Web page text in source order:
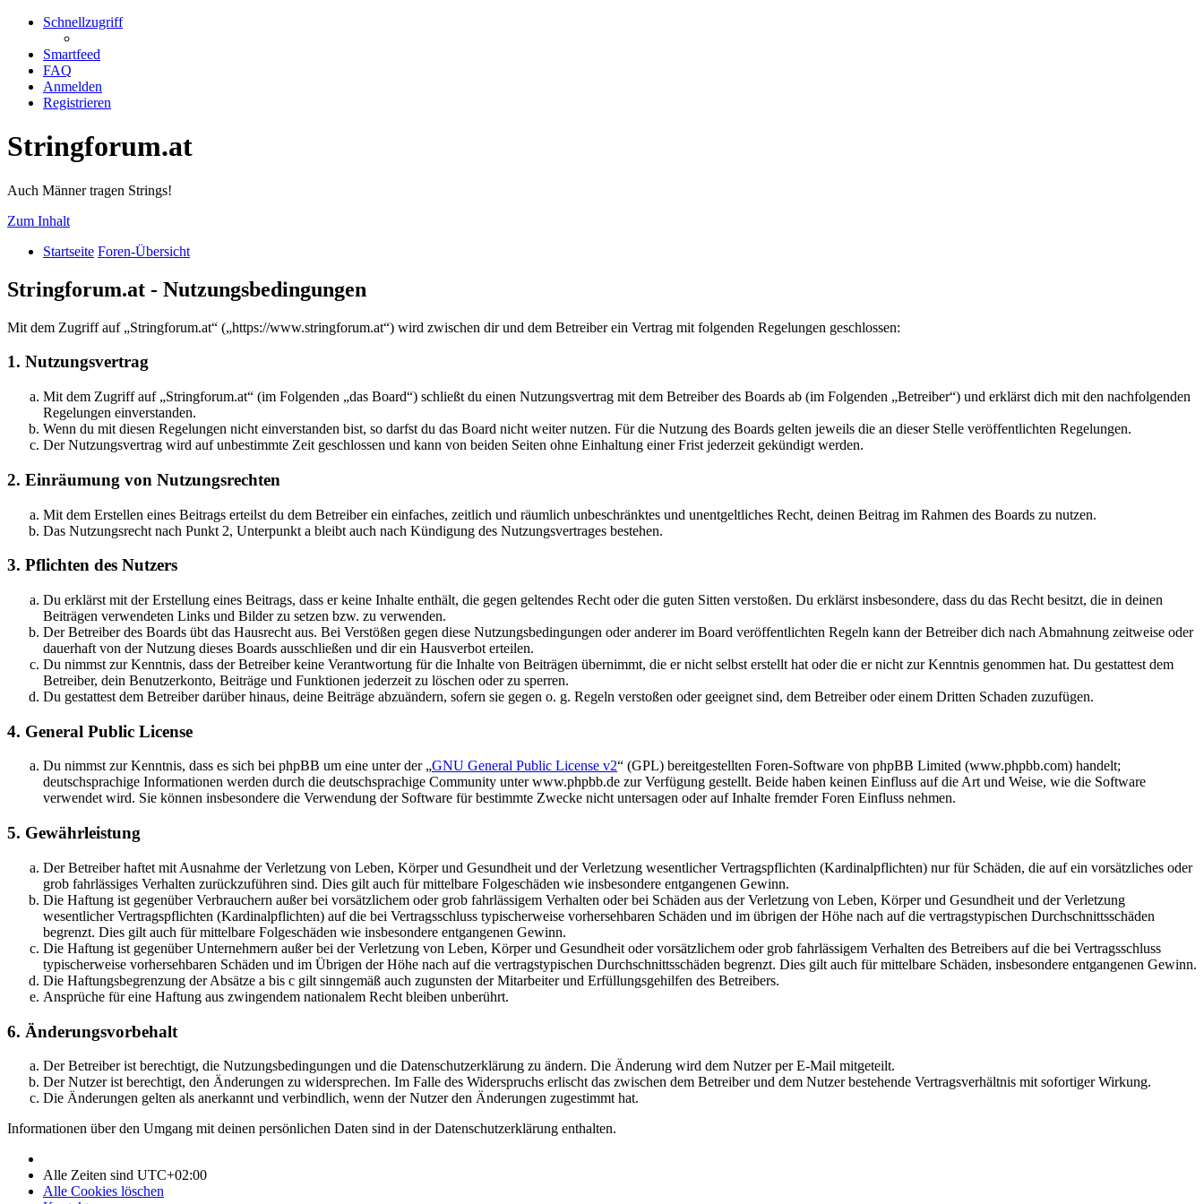
Schnellzugriff
Smartfeed
FAQ
Anmelden
Registrieren
Stringforum.at
Auch Männer tragen Strings!
Zum Inhalt
Startseite Foren-Übersicht
Stringforum.at - Nutzungsbedingungen
Mit dem Zugriff auf „Stringforum.at“ („https://www.stringforum.at“) wird zwischen dir und dem Betreiber ein Vertrag mit folgenden Regelungen geschlossen:
1. Nutzungsvertrag
Mit dem Zugriff auf „Stringforum.at“ (im Folgenden „das Board“) schließt du einen Nutzungsvertrag mit dem Betreiber des Boards ab (im Folgenden „Betreiber“) und erklärst dich mit den nachfolgenden
Regelungen einverstanden.
Wenn du mit diesen Regelungen nicht einverstanden bist, so darfst du das Board nicht weiter nutzen. Für die Nutzung des Boards gelten jeweils die an dieser Stelle veröffentlichten Regelungen.
Der Nutzungsvertrag wird auf unbestimmte Zeit geschlossen und kann von beiden Seiten ohne Einhaltung einer Frist jederzeit gekündigt werden.
2. Einräumung von Nutzungsrechten
Mit dem Erstellen eines Beitrags erteilst du dem Betreiber ein einfaches, zeitlich und räumlich unbeschränktes und unentgeltliches Recht, deinen Beitrag im Rahmen des Boards zu nutzen.
Das Nutzungsrecht nach Punkt 2, Unterpunkt a bleibt auch nach Kündigung des Nutzungsvertrages bestehen.
3. Pflichten des Nutzers
Du erklärst mit der Erstellung eines Beitrags, dass er keine Inhalte enthält, die gegen geltendes Recht oder die guten Sitten verstoßen. Du erklärst insbesondere, dass du das Recht besitzt, die in deinen
Beiträgen verwendeten Links und Bilder zu setzen bzw. zu verwenden.
Der Betreiber des Boards übt das Hausrecht aus. Bei Verstößen gegen diese Nutzungsbedingungen oder anderer im Board veröffentlichten Regeln kann der Betreiber dich nach Abmahnung zeitweise oder
dauerhaft von der Nutzung dieses Boards ausschließen und dir ein Hausverbot erteilen.
Du nimmst zur Kenntnis, dass der Betreiber keine Verantwortung für die Inhalte von Beiträgen übernimmt, die er nicht selbst erstellt hat oder die er nicht zur Kenntnis genommen hat. Du gestattest dem
Betreiber, dein Benutzerkonto, Beiträge und Funktionen jederzeit zu löschen oder zu sperren.
Du gestattest dem Betreiber darüber hinaus, deine Beiträge abzuändern, sofern sie gegen o. g. Regeln verstoßen oder geeignet sind, dem Betreiber oder einem Dritten Schaden zuzufügen.
4. General Public License
Du nimmst zur Kenntnis, dass es sich bei phpBB um eine unter der „GNU General Public License v2“ (GPL) bereitgestellten Foren-Software von phpBB Limited (www.phpbb.com) handelt;
deutschsprachige Informationen werden durch die deutschsprachige Community unter www.phpbb.de zur Verfügung gestellt. Beide haben keinen Einfluss auf die Art und Weise, wie die Software
verwendet wird. Sie können insbesondere die Verwendung der Software für bestimmte Zwecke nicht untersagen oder auf Inhalte fremder Foren Einfluss nehmen.
5. Gewährleistung
Der Betreiber haftet mit Ausnahme der Verletzung von Leben, Körper und Gesundheit und der Verletzung wesentlicher Vertragspflichten (Kardinalpflichten) nur für Schäden, die auf ein vorsätzliches oder
grob fahrlässiges Verhalten zurückzuführen sind. Dies gilt auch für mittelbare Folgeschäden wie insbesondere entgangenen Gewinn.
Die Haftung ist gegenüber Verbrauchern außer bei vorsätzlichem oder grob fahrlässigem Verhalten oder bei Schäden aus der Verletzung von Leben, Körper und Gesundheit und der Verletzung
wesentlicher Vertragspflichten (Kardinalpflichten) auf die bei Vertragsschluss typischerweise vorhersehbaren Schäden und im übrigen der Höhe nach auf die vertragstypischen Durchschnittsschäden
begrenzt. Dies gilt auch für mittelbare Folgeschäden wie insbesondere entgangenen Gewinn.
Die Haftung ist gegenüber Unternehmern außer bei der Verletzung von Leben, Körper und Gesundheit oder vorsätzlichem oder grob fahrlässigem Verhalten des Betreibers auf die bei Vertragsschluss
typischerweise vorhersehbaren Schäden und im Übrigen der Höhe nach auf die vertragstypischen Durchschnittsschäden begrenzt. Dies gilt auch für mittelbare Schäden, insbesondere entgangenen Gewinn.
Die Haftungsbegrenzung der Absätze a bis c gilt sinngemäß auch zugunsten der Mitarbeiter und Erfüllungsgehilfen des Betreibers.
Ansprüche für eine Haftung aus zwingendem nationalem Recht bleiben unberührt.
6. Änderungsvorbehalt
Der Betreiber ist berechtigt, die Nutzungsbedingungen und die Datenschutzerklärung zu ändern. Die Änderung wird dem Nutzer per E-Mail mitgeteilt.
Der Nutzer ist berechtigt, den Änderungen zu widersprechen. Im Falle des Widerspruchs erlischt das zwischen dem Betreiber und dem Nutzer bestehende Vertragsverhältnis mit sofortiger Wirkung.
Die Änderungen gelten als anerkannt und verbindlich, wenn der Nutzer den Änderungen zugestimmt hat.
Informationen über den Umgang mit deinen persönlichen Daten sind in der Datenschutzerklärung enthalten.
Alle Zeiten sind UTC+02:00
Alle Cookies löschen